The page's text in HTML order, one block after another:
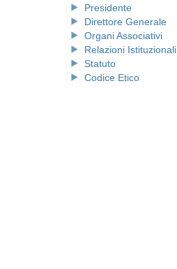
Presidente
Direttore Generale
Organi Associativi
Relazioni Istituzionali
Statuto
Codice Etico